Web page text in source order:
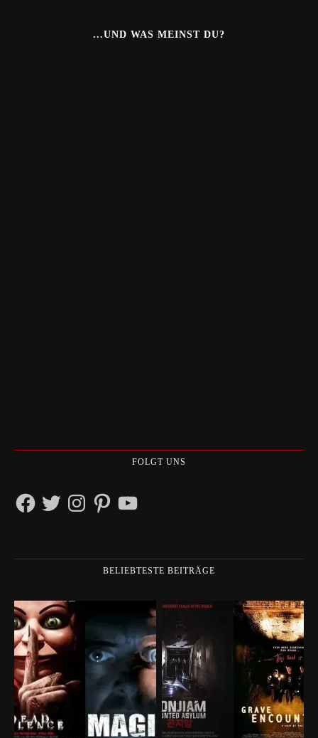
...UND WAS MEINST DU?
FOLGT UNS
FacebookTwitterInstagramPinterestYouTube
BELIEBTESTE BEITRÄGE